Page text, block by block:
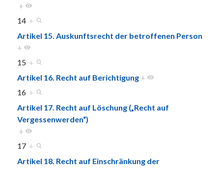
+
14 +
Artikel 15. Auskunftsrecht der betroffenen Person
+
15 +
Artikel 16. Recht auf Berichtigung +
16 +
Artikel 17. Recht auf Löschung („Recht auf
Vergessenwerden“)
+
17 +
Artikel 18. Recht auf Einschränkung der